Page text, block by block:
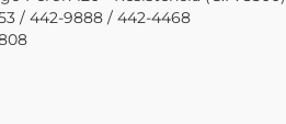
/ 442-9888 / 442-4468